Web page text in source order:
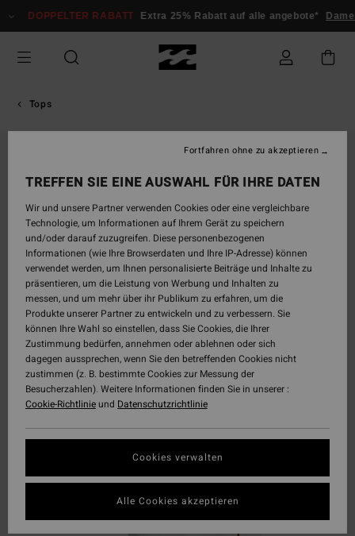
zur
springen
DOPPELTER RABATT Extra 25% Rabatt auf alle angebote* Damen
Tops
TREFFEN SIE EINE AUSWAHL FÜR IHRE DATEN
Wir und unsere Partner verwenden Cookies oder eine vergleichbare
Technologie, um Informationen auf Ihrem Gerät zu speichern
und/oder darauf zuzugreifen. Diese personenbezogenen
Informationen (wie Ihre Browserdaten und Ihre IP-Adresse) können
verwendet werden, um Ihnen personalisierte Beiträge und Inhalte zu
präsentieren, um die Leistung von Werbung und Inhalten zu
messen, und um mehr über ihr Publikum zu erfahren, um die
Produkte unserer Partner zu entwickeln und zu verbessern. Sie
können Ihre Wahl so einstellen, dass Sie Cookies, die Ihrer
Zustimmung bedürfen, annehmen oder ablehnen oder sich
dagegen aussprechen, wenn Sie den betreffenden Cookies nicht
zustimmen (z. B. bestimmte Cookies zur Messung der
Besucherzahlen). Weitere Informationen finden Sie in unserer :
Cookie-Richtlinieund Datenschutzrichtlinie
Cookies verwalten
Fortfahren ohne zu akzeptieren
Alle Cookies akzeptieren